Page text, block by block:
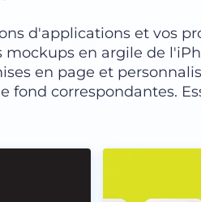
d'applications et vos
en argile de
en page et
fond correspondantes.